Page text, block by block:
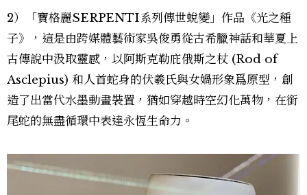
2）「寶格麗SERPENTI系列傳世蛻變」作品《光之種
子》，這是由跨媒體藝術家吳俊勇從古希臘神話和華夏上
古傳說中汲取靈感，以阿斯克勒庇俄斯之杖 (Rod of
Asclepius) 和人首蛇身的伏羲氏與女媧形象爲原型，創
造了出當代水墨動畫裝置，猶如穿越時空幻化萬物，在銜
尾蛇的無盡循環中表達永恆生命力。